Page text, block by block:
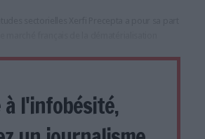
à l'infobésité,